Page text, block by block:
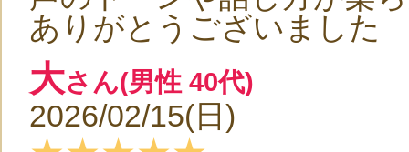
ありがとうございました
大さん(男性 40代)
2026/02/15(日)